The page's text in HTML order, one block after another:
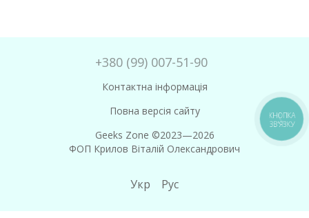
+380 (99) 007-51-90
Контактна інформація
Повна версія сайту
Geeks Zone ©2023—2026
ФОП Крилов Віталій Олександрович
Укр Рус
КНОПКА
ЗВ'ЯЗКУ